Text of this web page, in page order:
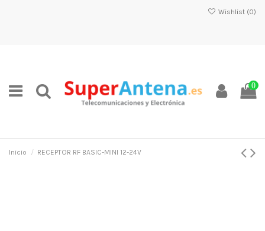
Wishlist (0)
0
Inicio RECEPTOR RF BASIC-MINI 12-24V